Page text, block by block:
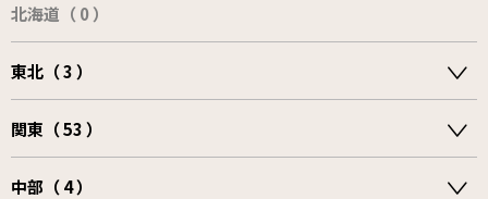
北海道（ 0 ）
東北（ 3 ）
関東（ 53 ）
中部（ 4 ）